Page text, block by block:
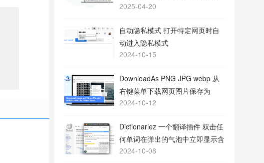
注的工具
2025-04-20
自动隐私模式 打开特定网页时自
动进入隐私模式
2024-10-15
DownloadAs PNG JPG webp 从
右键菜单下载网页图片保存为
PNG或JPG格式
2024-10-12
Dictionariez 一个翻译插件 双击任
何单词在弹出的气泡中立即显示含
义
2024-10-08